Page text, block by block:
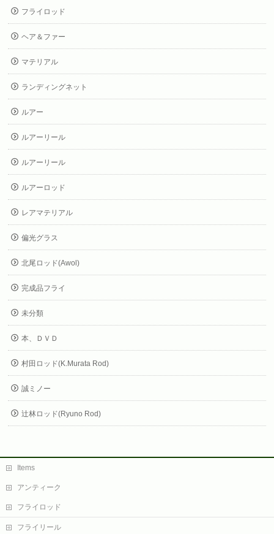
フライロッド
ヘア＆ファー
マテリアル
ランディングネット
ルアー
ルアーリール
ルアーリール
ルアーロッド
レアマテリアル
偏光グラス
北尾ロッド(Awol)
完成品フライ
未分類
本、ＤＶＤ
村田ロッド(K.Murata Rod)
誠ミノー
辻林ロッド(Ryuno Rod)
Items
アンティーク
フライロッド
フライリール